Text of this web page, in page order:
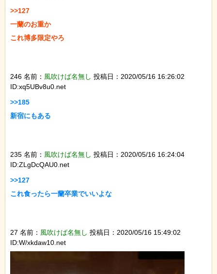
>>127
一蘭のお重か
これ博多限定やろ
246 名前： 風吹けば名無し 投稿日：2020/05/16 16:26:02
ID:xq5UBv8u0.net
>>185
新宿にもある
235 名前： 風吹けば名無し 投稿日：2020/05/16 16:24:04
ID:ZLgDcQAU0.net
>>127
これ食ったら一蘭卒業でいいよな
27 名前： 風吹けば名無し 投稿日：2020/05/16 15:49:02
ID:W/xkdaw10.net